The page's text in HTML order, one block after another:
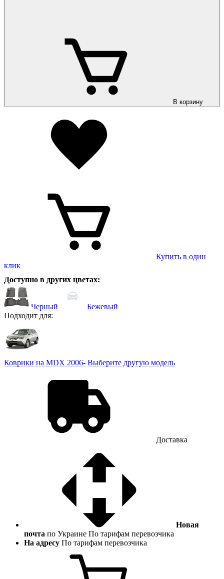
В корзину
Купить в один
клик
Доступно в других цветах:
Черный
Бежевый
Подходит для:
Коврики на MDX 2006- Выберите другую модель
Доставка
Новая
почта по Украине По тарифам перевозчика
На адресу По тарифам перевозчика